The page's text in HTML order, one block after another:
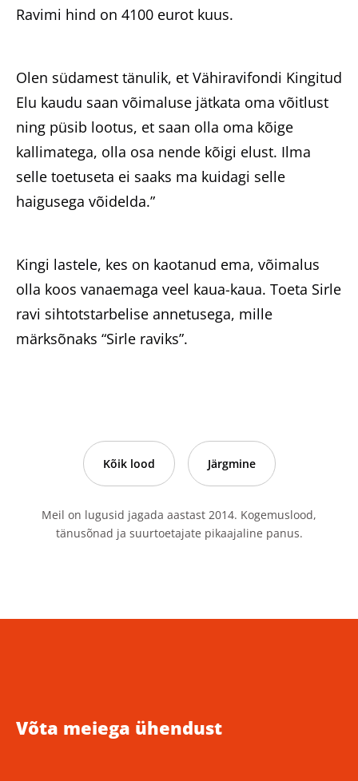
Ravimi hind on 4100 eurot kuus.
Olen südamest tänulik, et Vähiravifondi Kingitud
Elu kaudu saan võimaluse jätkata oma võitlust
ning püsib lootus, et saan olla oma kõige
kallimatega, olla osa nende kõigi elust. Ilma
selle toetuseta ei saaks ma kuidagi selle
haigusega võidelda.”
Kingi lastele, kes on kaotanud ema, võimalus
olla koos vanaemaga veel kaua-kaua. Toeta Sirle
ravi sihtotstarbelise annetusega, mille
märksõnaks “Sirle raviks”.
Kõik lood Järgmine
Meil on lugusid jagada aastast 2014. Kogemuslood,
tänusõnad ja suurtoetajate pikaajaline panus.
Võta meiega ühendust